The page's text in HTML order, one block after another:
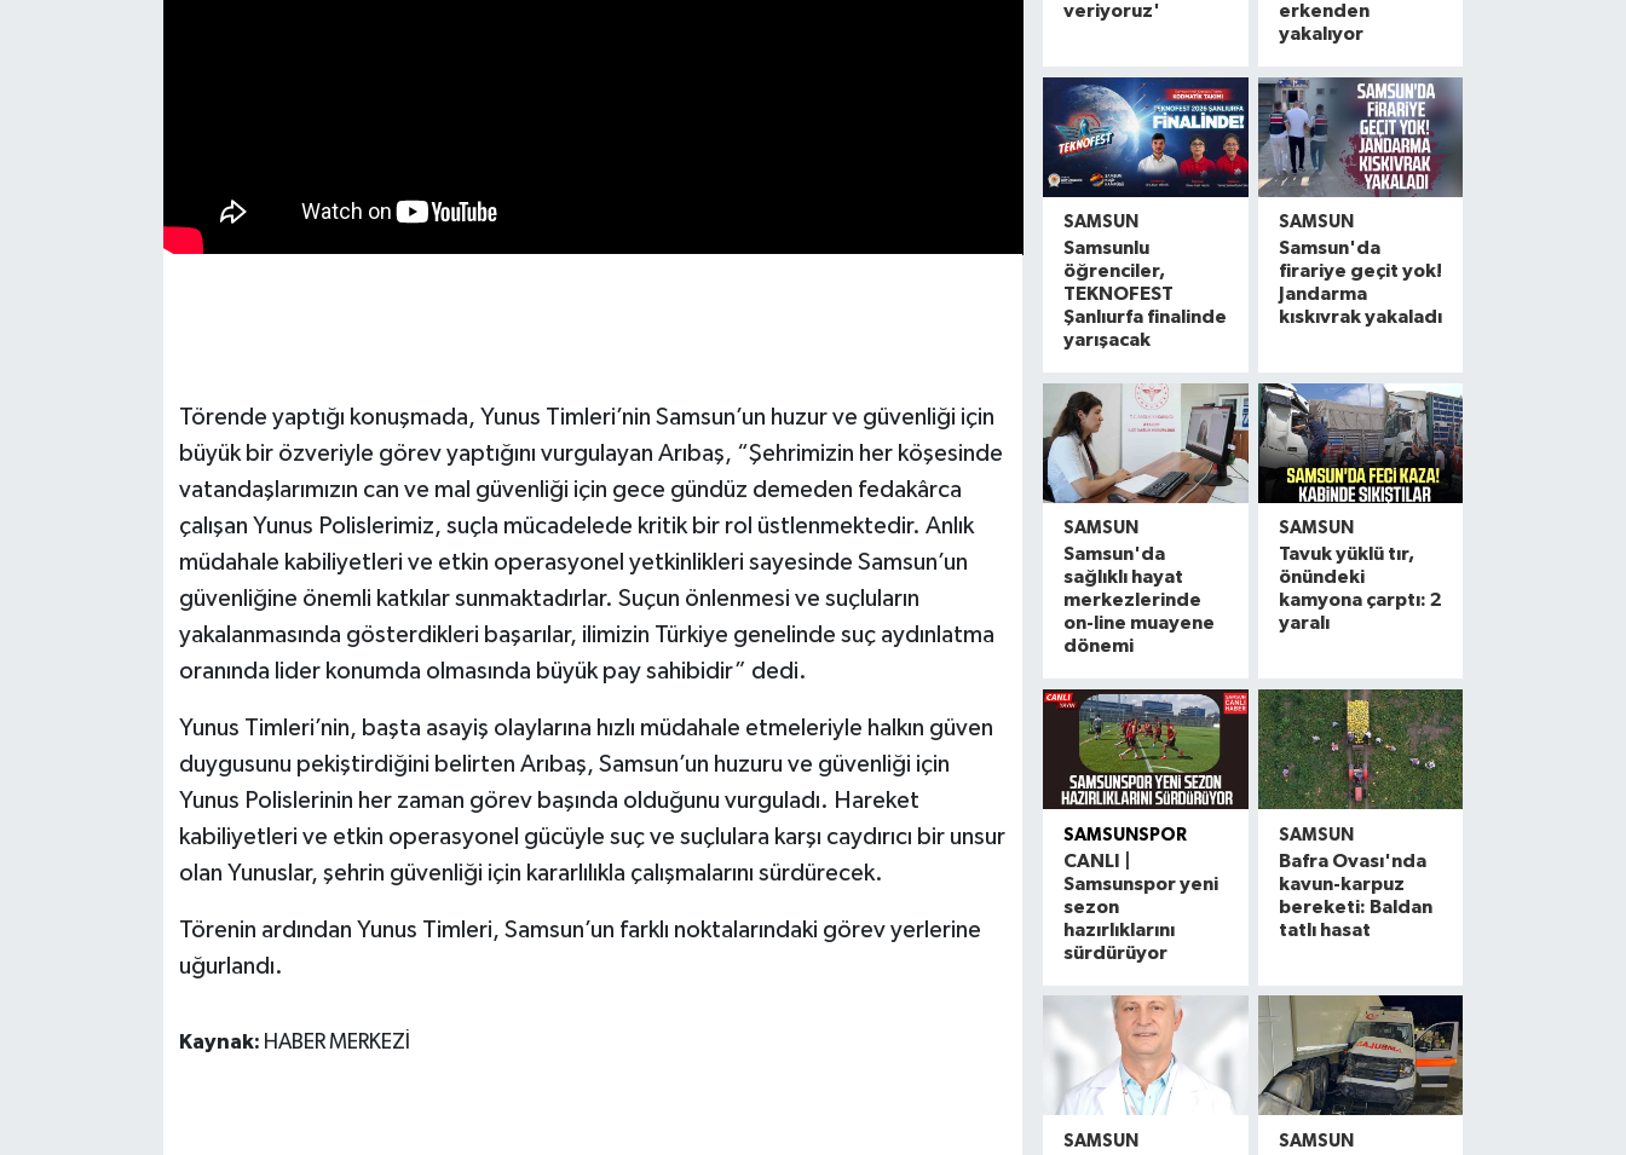
Törende yaptığı konuşmada, Yunus Timleri’nin Samsun’un huzur ve güvenliği için
büyük bir özveriyle görev yaptığını vurgulayan Arıbaş, “Şehrimizin her köşesinde
vatandaşlarımızın can ve mal güvenliği için gece gündüz demeden fedakârca
çalışan Yunus Polislerimiz, suçla mücadelede kritik bir rol üstlenmektedir. Anlık
müdahale kabiliyetleri ve etkin operasyonel yetkinlikleri sayesinde Samsun’un
güvenliğine önemli katkılar sunmaktadırlar. Suçun önlenmesi ve suçluların
yakalanmasında gösterdikleri başarılar, ilimizin Türkiye genelinde suç aydınlatma
oranında lider konumda olmasında büyük pay sahibidir” dedi.
Yunus Timleri’nin, başta asayiş olaylarına hızlı müdahale etmeleriyle halkın güven
duygusunu pekiştirdiğini belirten Arıbaş, Samsun’un huzuru ve güvenliği için
Yunus Polislerinin her zaman görev başında olduğunu vurguladı. Hareket
kabiliyetleri ve etkin operasyonel gücüyle suç ve suçlulara karşı caydırıcı bir unsur
olan Yunuslar, şehrin güvenliği için kararlılıkla çalışmalarını sürdürecek.
Törenin ardından Yunus Timleri, Samsun’un farklı noktalarındaki görev yerlerine
uğurlandı.
Kaynak: HABER MERKEZİ
veriyoruz'
erkenden
yakalıyor
SAMSUN
Samsunlu
öğrenciler,
TEKNOFEST
Şanlıurfa finalinde
yarışacak
SAMSUN
Samsun'da
firariye geçit yok!
Jandarma
kıskıvrak yakaladı
SAMSUN
Samsun'da
sağlıklı hayat
merkezlerinde
on-line muayene
dönemi
SAMSUN
Tavuk yüklü tır,
önündeki
kamyona çarptı: 2
yaralı
SAMSUNSPOR
CANLI |
Samsunspor yeni
sezon
hazırlıklarını
sürdürüyor
SAMSUN
Bafra Ovası'nda
kavun-karpuz
bereketi: Baldan
tatlı hasat
SAMSUN SAMSUN